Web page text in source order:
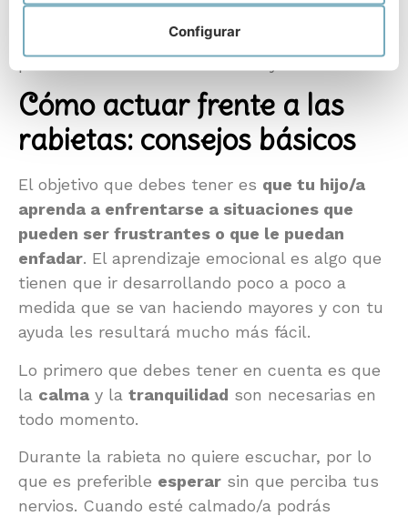
alto la sensación de hambre. En este caso, las
ganas de dormir o de comer, pueden
presentarse en forma de lloros y enfado.
Cómo actuar frente a las
rabietas: consejos básicos
El objetivo que debes tener es que tu hijo/a
aprenda a enfrentarse a situaciones que
pueden ser frustrantes o que le puedan
enfadar. El aprendizaje emocional es algo que
tienen que ir desarrollando poco a poco a
medida que se van haciendo mayores y con tu
ayuda les resultará mucho más fácil.
Lo primero que debes tener en cuenta es que
la calma y la tranquilidad son necesarias en
todo momento.
Durante la rabieta no quiere escuchar, por lo
que es preferible esperar sin que perciba tus
nervios. Cuando esté calmado/a podrás
Configurar